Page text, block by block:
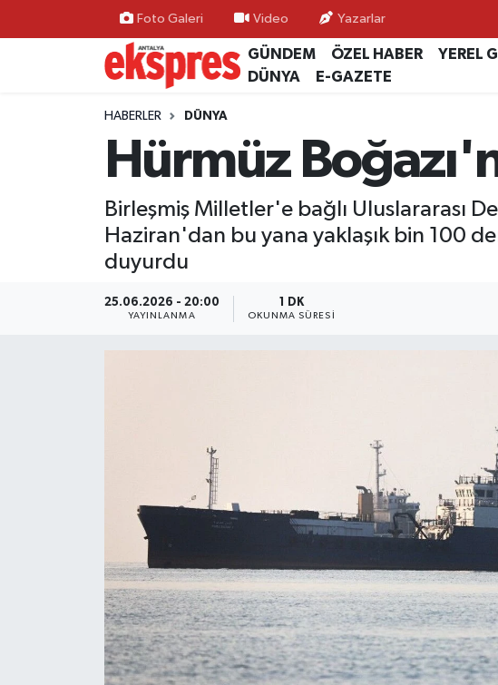
Foto Galeri Video Yazarlar
GÜNDEM ÖZEL HABER YEREL
DÜNYA
E-GAZETE
HABERLER DÜNYA
Hürmüz
Birleşmiş Milletler'e bağlı Uluslararası
Haziran'dan bu yana yaklaşık bin 100
duyurdu
25.06.2026 - 20:00
YAYINLANMA
1 DK
OKUNMA SÜRESI
ÖZEL HABER
GÜNDEM
YEREL GÜNDEM
EKONOMİ
KÜLTÜR - SANAT
RÖPORTAJ
VİDEO HABERLER
YAZARLAR
Nöbetçi Eczaneler
Hava Durumu
Trafik Durumu
Süper Lig Puan Durumu ve Fikstür
Tüm Manşetler
Son Dakika Haberleri